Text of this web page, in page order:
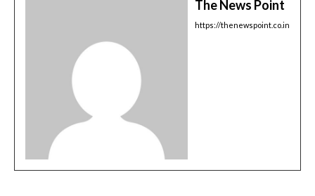
The News Point
https://thenewspoint.co.in